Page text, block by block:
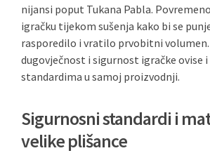
nijansi poput Tukana Pabla.
igračku tijekom sušenja kako bi se
rasporedilo i vratilo prvobitni
dugovječnost i sigurnost igračke ovise
standardima u samoj proizvodnji.
Sigurnosni standardi i
velike plišance